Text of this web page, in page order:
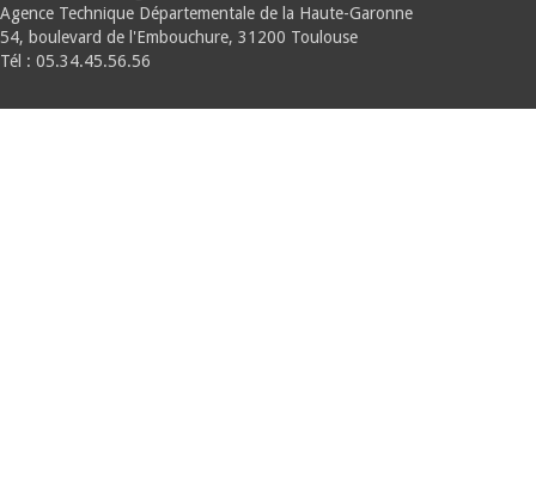
Agence Technique Départementale de la Haute-Garonne
54, boulevard de l'Embouchure, 31200 Toulouse
Tél : 05.34.45.56.56